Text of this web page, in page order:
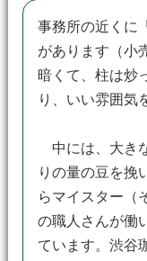
事務所の近くに
があります（小
暗くて、柱は炒
り、いい雰囲
中には、大き
りの量の豆を挽
らマイスター（
の職人さんが働
ています。渋谷